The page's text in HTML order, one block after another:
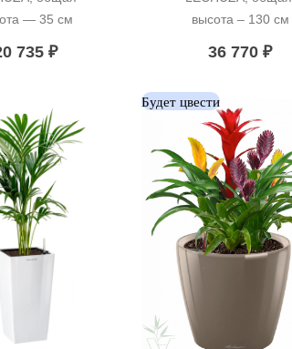
— 35 см
735 ₽
высота – 130 см
36 770₽
Будет цвести